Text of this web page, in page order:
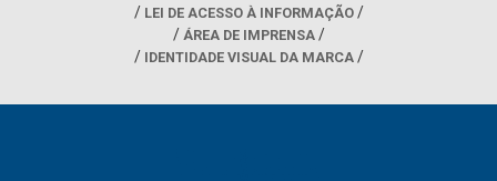
LEI DE ACESSO À INFORMAÇÃO
ÁREA DE IMPRENSA
IDENTIDADE VISUAL DA MARCA